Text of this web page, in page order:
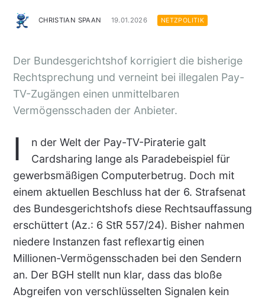
CHRISTIAN SPAAN 19.01.2026 NETZPOLITIK
Der Bundesgerichtshof korrigiert die bisherige
Rechtsprechung und verneint bei illegalen Pay-
TV-Zugängen einen unmittelbaren
Vermögensschaden der Anbieter.
I
n der Welt der Pay-TV-Piraterie galt
Cardsharing lange als Paradebeispiel für
gewerbsmäßigen Computerbetrug. Doch mit
einem aktuellen Beschluss hat der 6. Strafsenat
des Bundesgerichtshofs diese Rechtsauffassung
erschüttert (Az.: 6 StR 557/24). Bisher nahmen
niedere Instanzen fast reflexartig einen
Millionen-Vermögensschaden bei den Sendern
an. Der BGH stellt nun klar, dass das bloße
Abgreifen von verschlüsselten Signalen kein